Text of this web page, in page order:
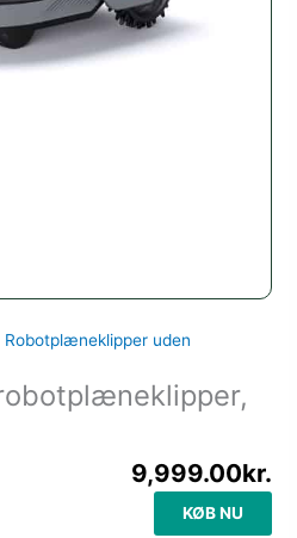
Robotplæneklipper uden
9,999.00kr.
KØB NU